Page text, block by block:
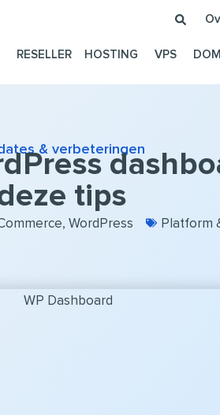
RESELLER HOSTING VPS
& verbeteringen
tips
, WordPress Platform